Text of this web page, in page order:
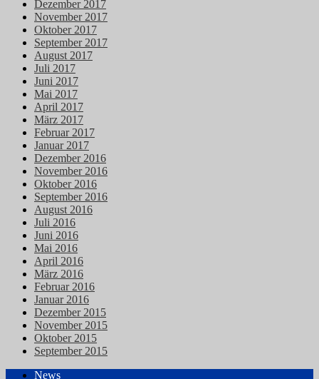
Dezember 2017
November 2017
Oktober 2017
September 2017
August 2017
Juli 2017
Juni 2017
Mai 2017
April 2017
März 2017
Februar 2017
Januar 2017
Dezember 2016
November 2016
Oktober 2016
September 2016
August 2016
Juli 2016
Juni 2016
Mai 2016
April 2016
März 2016
Februar 2016
Januar 2016
Dezember 2015
November 2015
Oktober 2015
September 2015
News